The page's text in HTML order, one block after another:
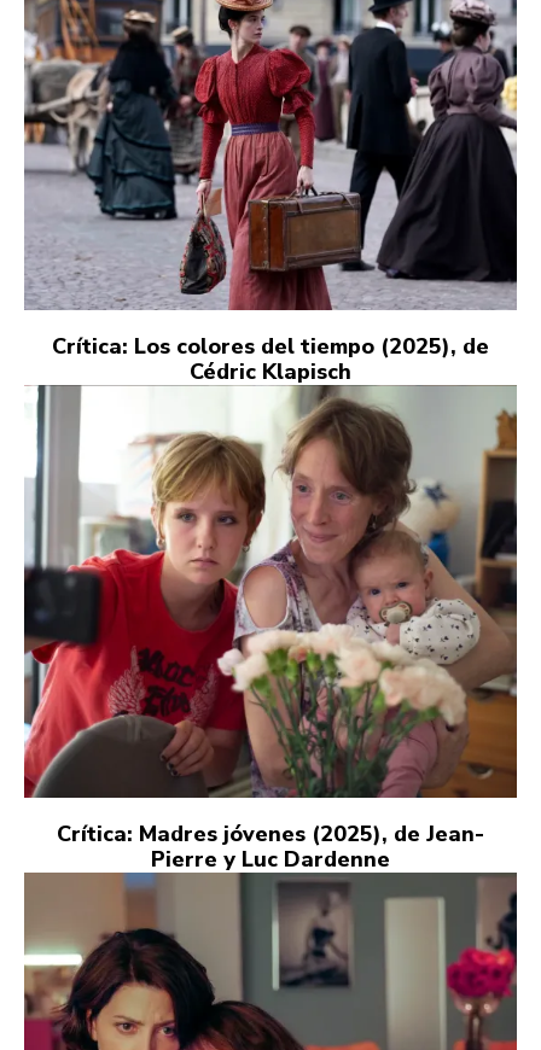
Crítica: Los colores del tiempo (2025), de
Cédric Klapisch
Crítica: Madres jóvenes (2025), de Jean-
Pierre y Luc Dardenne